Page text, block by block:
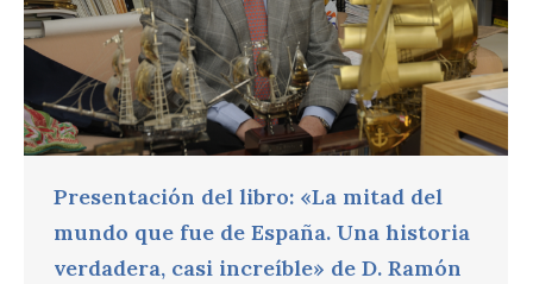
Presentación del libro: «La mitad del
mundo que fue de España. Una historia
verdadera, casi increíble» de D. Ramón